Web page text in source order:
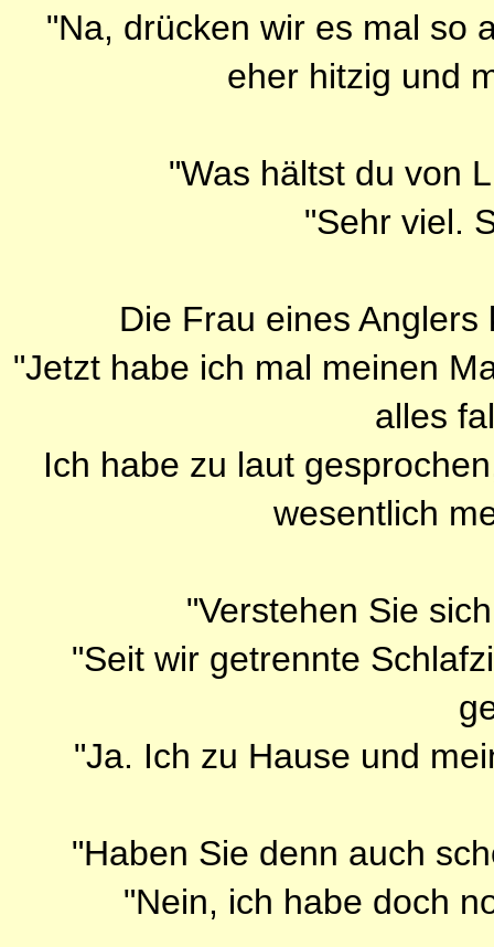
"Na, drücken wir es mal so
eher hitzig und
"Was hältst du von
"Sehr viel.
Die Frau eines
"Jetzt habe ich mal meinen
alles
Ich habe zu laut
wesentlich
"Verstehen Sie
"Seit wir getrennte
"Ja. Ich zu Hause und
"Haben Sie denn auch
"Nein, ich habe doch